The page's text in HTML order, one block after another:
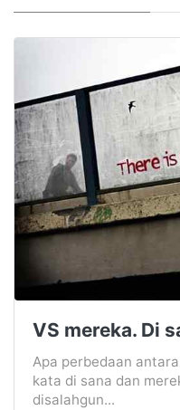
VS mereka. Di
Apa perbedaan
kata di sana dan
disalahgun...